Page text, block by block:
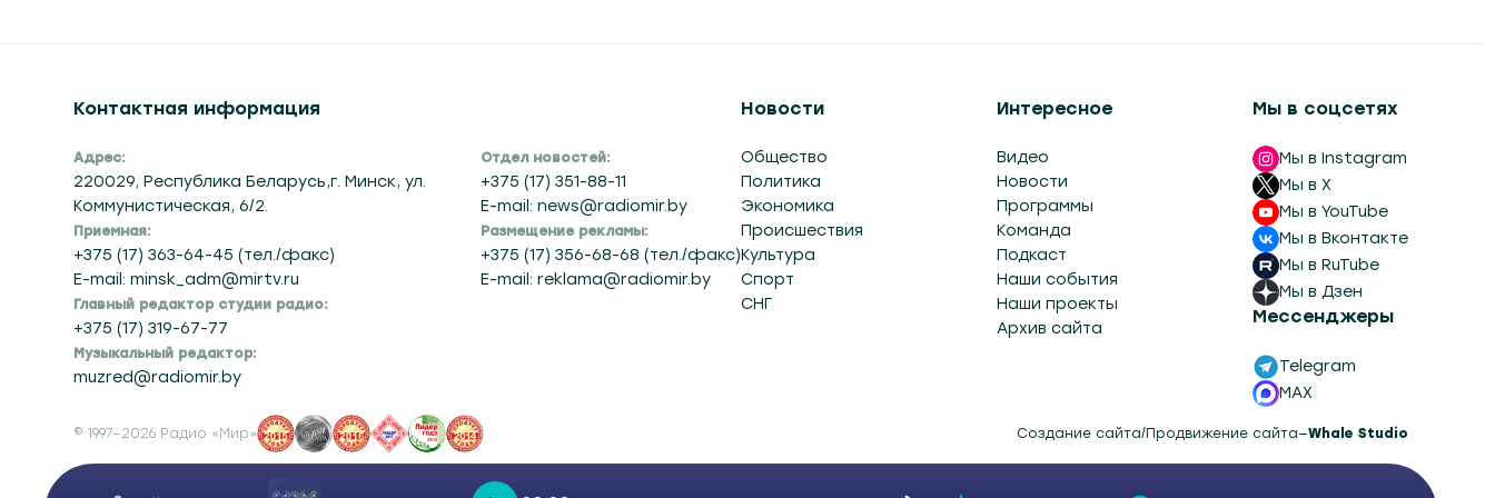
Контактная информация
Адрес:
220029, Республика Беларусь,г. Минск, ул.
Коммунистическая, 6/2.
Приемная:
+375 (17) 363-64-45 (тел./факс)
E-mail: minsk_adm@mirtv.ru
Главный редактор студии радио:
+375 (17) 319-67-77
Музыкальный редактор:
muzred@radiomir.by
Отдел новостей:
+375 (17) 351-88-11
E-mail: news@radiomir.by
Размещение рекламы:
+375 (17) 356-68-68 (тел./факс)
E-mail: reklama@radiomir.by
Новости
Общество
Политика
Экономика
Происшествия
Культура
Спорт
СНГ
Интересное
Видео
Новости
Программы
Команда
Подкаст
Наши события
Наши проекты
Архив сайта
Мы в соцсетях
Мы в Instagram
Мы в X
Мы в YouTube
Мы в Вконтакте
Мы в RuTube
Мы в Дзен
Мессенджеры
Telegram
MAX
© 1997–2026 Радио «Мир» Создание сайта/Продвижение сайта—Whale Studio